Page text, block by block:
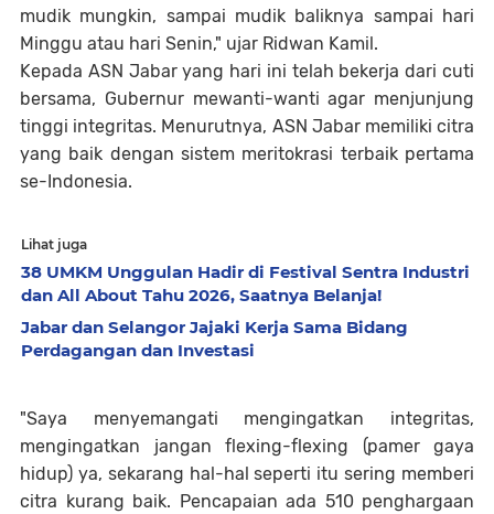
mudik mungkin, sampai mudik baliknya sampai hari
Minggu atau hari Senin," ujar Ridwan Kamil.
Kepada ASN Jabar yang hari ini telah bekerja dari cuti
bersama, Gubernur mewanti-wanti agar menjunjung
tinggi integritas. Menurutnya, ASN Jabar memiliki citra
yang baik dengan sistem meritokrasi terbaik pertama
se-Indonesia.
Lihat juga
38 UMKM Unggulan Hadir di Festival Sentra Industri
dan All About Tahu 2026, Saatnya Belanja!
Jabar dan Selangor Jajaki Kerja Sama Bidang
Perdagangan dan Investasi
"Saya menyemangati mengingatkan integritas,
mengingatkan jangan flexing-flexing (pamer gaya
hidup) ya, sekarang hal-hal seperti itu sering memberi
citra kurang baik. Pencapaian ada 510 penghargaan